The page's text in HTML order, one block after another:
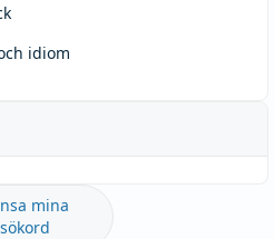
idiom
mina
sökord